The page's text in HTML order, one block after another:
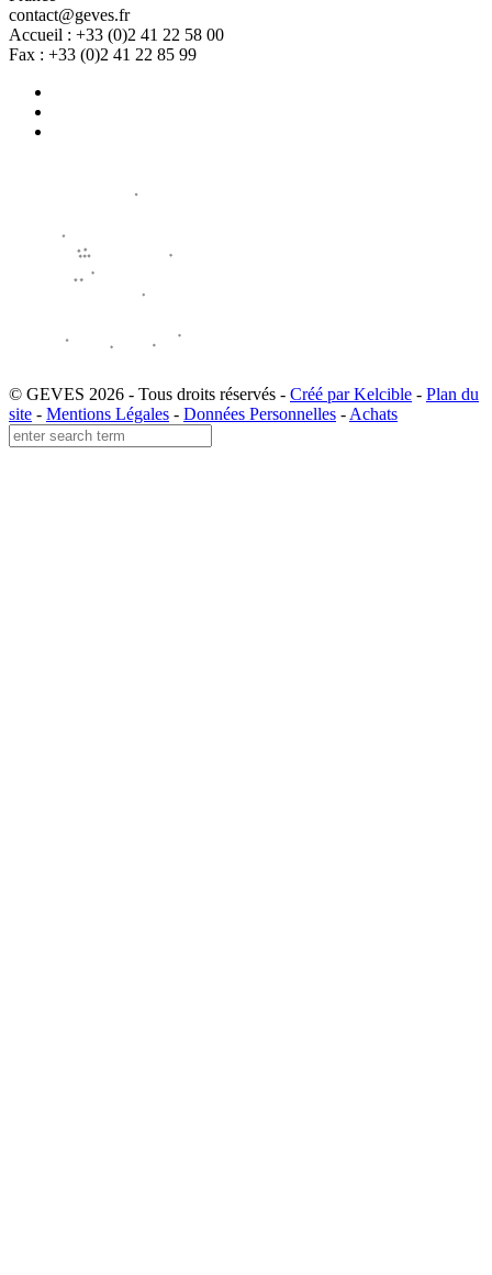
contact@geves.fr
Accueil : +33 (0)2 41 22 58 00
Fax : +33 (0)2 41 22 85 99
© GEVES 2026 - Tous droits réservés - Créé par Kelcible - Plan du
site - Mentions Légales - Données Personnelles - Achats